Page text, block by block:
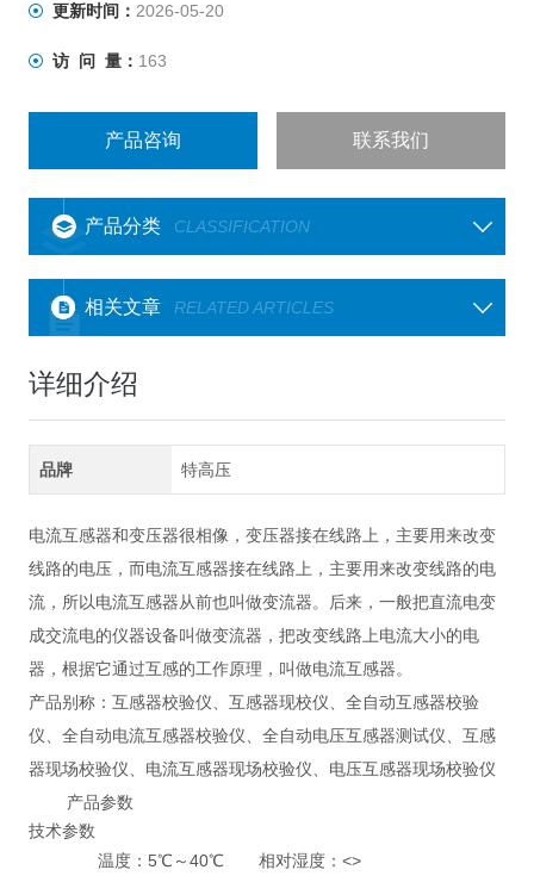
更新时间： 2026-05-20
访 问 量： 163
产品咨询 联系我们
产品分类 CLASSIFICATION
相关文章 RELATED ARTICLES
详细介绍
品牌 特高压
电流互感器和变压器很相像，变压器接在线路上，主要用来改变
线路的电压，而电流互感器接在线路上，主要用来改变线路的电
流，所以电流互感器从前也叫做变流器。后来，一般把直流电变
成交流电的仪器设备叫做变流器，把改变线路上电流大小的电
器，根据它通过互感的工作原理，叫做电流互感器。
产品别称：互感器校验仪、互感器现校仪、全自动互感器校验
仪、全自动电流互感器校验仪、全自动电压互感器测试仪、互感
器现场校验仪、电流互感器现场校验仪、电压互感器现场校验仪
产品参数
技术参数
温度：5℃～40℃
相对湿度：<>